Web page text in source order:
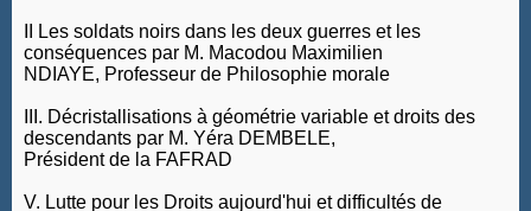
II Les soldats noirs dans les deux guerres et les
conséquences par M. Macodou Maximilien
NDIAYE, Professeur de Philosophie morale
III. Décristallisations à géométrie variable et droits des
descendants par M. Yéra DEMBELE,
Président de la FAFRAD
V. Lutte pour les Droits aujourd'hui et difficultés de